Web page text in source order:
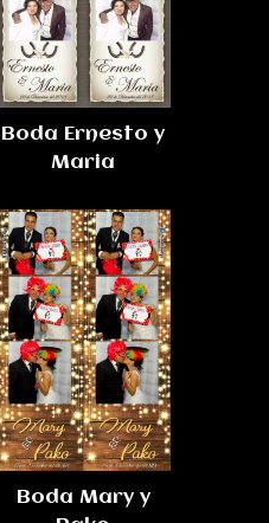
Boda Ernesto y
Maria
Boda Mary y